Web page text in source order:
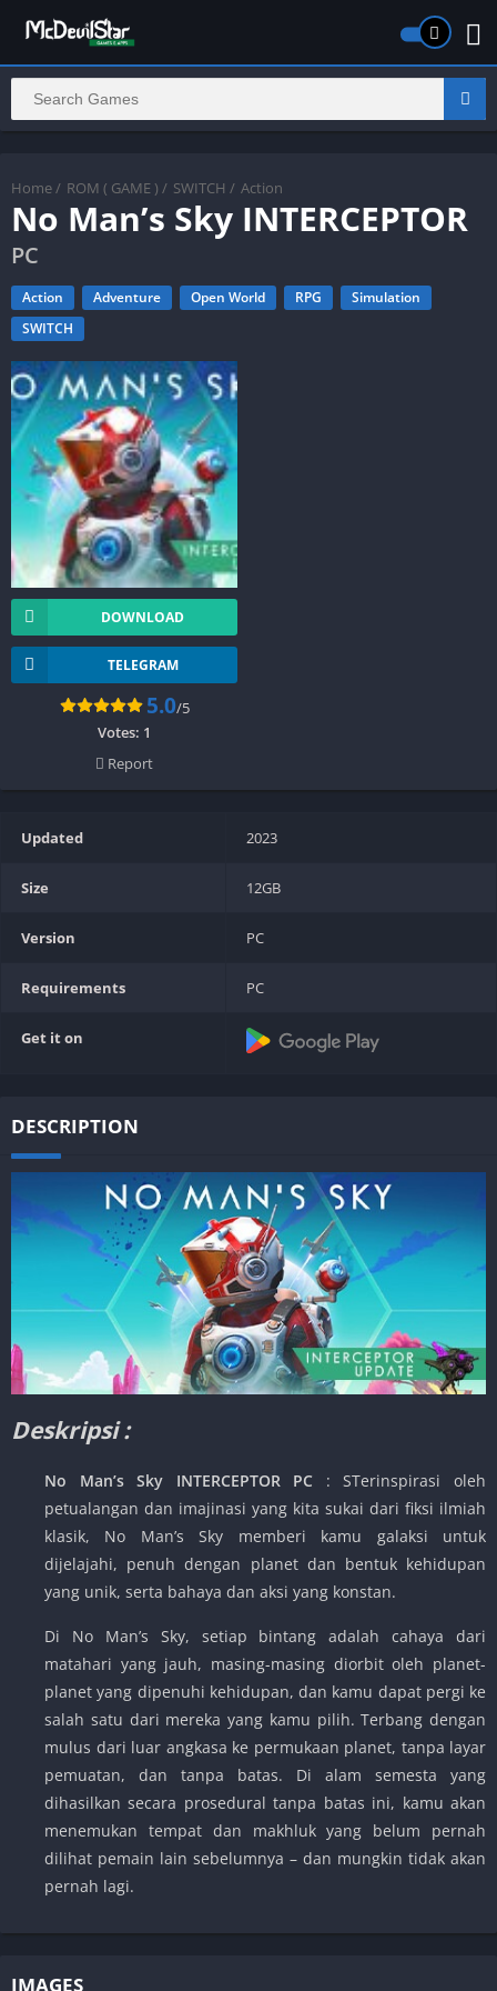
Home / ROM ( GAME ) / SWITCH / Action
No Man’s Sky INTERCEPTOR
PC
Action Adventure Open World RPG
Simulation
SWITCH
DOWNLOAD
TELEGRAM
5.0/5
Votes: 1
Report
Updated 2023
Size 12GB
Version PC
Requirements PC
Get it on
DESCRIPTION
Deskripsi :
No Man’s Sky INTERCEPTOR PC : STerinspirasi oleh
petualangan dan imajinasi yang kita sukai dari fiksi ilmiah
klasik, No Man’s Sky memberi kamu galaksi untuk
dijelajahi, penuh dengan planet dan bentuk kehidupan
yang unik, serta bahaya dan aksi yang konstan.
Di No Man’s Sky, setiap bintang adalah cahaya dari
matahari yang jauh, masing-masing diorbit oleh planet-
planet yang dipenuhi kehidupan, dan kamu dapat pergi ke
salah satu dari mereka yang kamu pilih. Terbang dengan
mulus dari luar angkasa ke permukaan planet, tanpa layar
pemuatan, dan tanpa batas. Di alam semesta yang
dihasilkan secara prosedural tanpa batas ini, kamu akan
menemukan tempat dan makhluk yang belum pernah
dilihat pemain lain sebelumnya – dan mungkin tidak akan
pernah lagi.
IMAGES